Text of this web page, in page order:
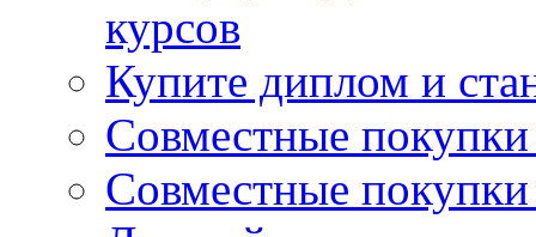
курсов
Купите диплом и
Совместные
Совместные покупки